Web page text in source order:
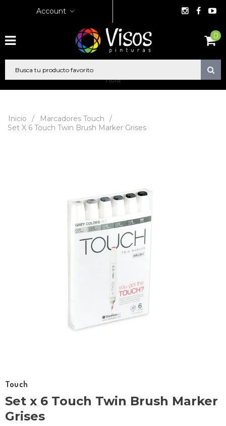
Account
0
hola
Inicio / Marcadores Touch
/
Set X 6 Touch Twin Brush Marker Grises
Touch
Set x 6 Touch Twin Brush Marker
Grises